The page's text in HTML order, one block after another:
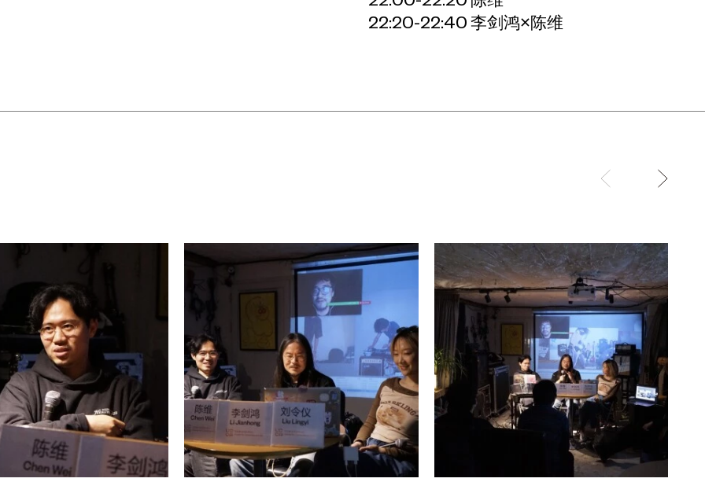
22:20-22:40 李剑鸿×陈维